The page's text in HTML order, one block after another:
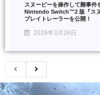
スヌーピーを操作して難事
Nintendo Switch™2 版『スヌ
プレイトレーラーを公開！
2026年3月26日